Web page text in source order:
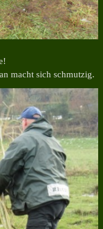
macht sich schmutzig.